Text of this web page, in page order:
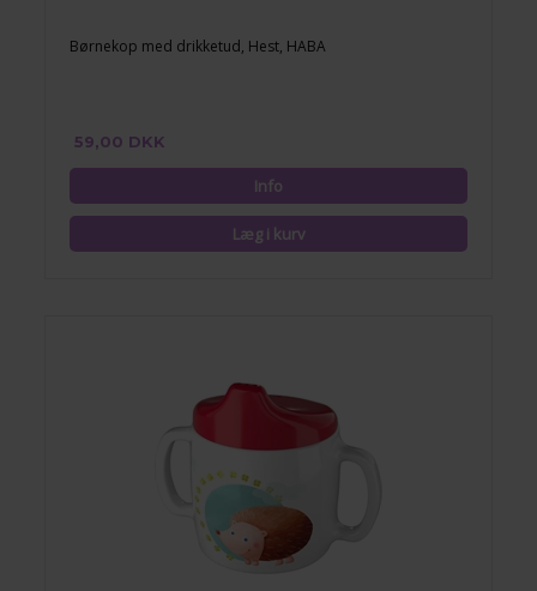
Børnekop med drikketud, Hest, HABA
59,00 DKK